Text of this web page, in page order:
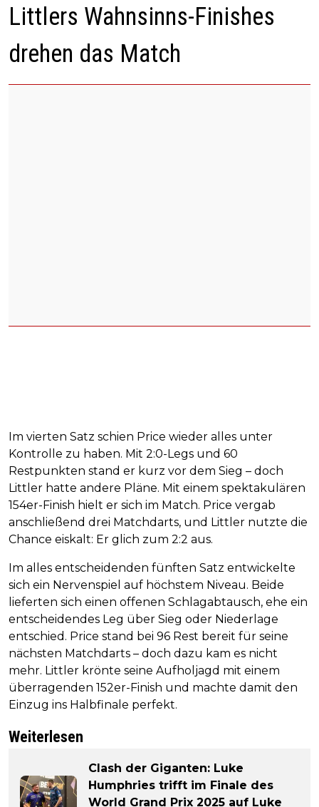
Littlers Wahnsinns-Finishes
drehen das Match
Im vierten Satz schien Price wieder alles unter
Kontrolle zu haben. Mit 2:0-Legs und 60
Restpunkten stand er kurz vor dem Sieg – doch
Littler hatte andere Pläne. Mit einem spektakulären
154er-Finish hielt er sich im Match. Price vergab
anschließend drei Matchdarts, und Littler nutzte die
Chance eiskalt: Er glich zum 2:2 aus.
Im alles entscheidenden fünften Satz entwickelte
sich ein Nervenspiel auf höchstem Niveau. Beide
lieferten sich einen offenen Schlagabtausch, ehe ein
entscheidendes Leg über Sieg oder Niederlage
entschied. Price stand bei 96 Rest bereit für seine
nächsten Matchdarts – doch dazu kam es nicht
mehr. Littler krönte seine Aufholjagd mit einem
überragenden 152er-Finish und machte damit den
Einzug ins Halbfinale perfekt.
Weiterlesen
Clash der Giganten: Luke
Humphries trifft im Finale des
World Grand Prix 2025 auf Luke